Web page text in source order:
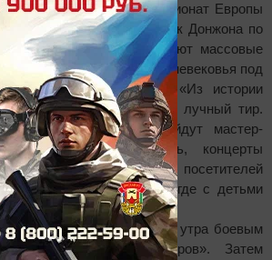
вошли клубный чемпионат Европы
бою и Кубок Донжона по
Также участников ожидают массовые
турнир, танцы эпохи средневековья под
представление «Из истории
боевые машины и лучный тир.
фестиваля пройдут мастер-
в исторический лагерь, концерты
Для самых маленьких посетителей
детский мир, где с детьми
откроется в 10 часов утра боевым
на десять «Битва дворов». Затем